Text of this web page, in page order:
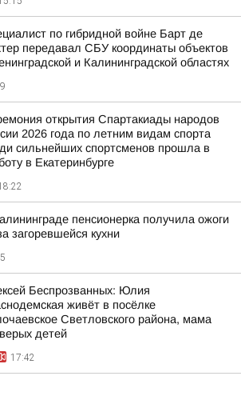
по гибридной войне Барт де
передавал СБУ координаты объектов
и Калининградской областях
открытия Спартакиады народов
2026 года по летним видам спорта
сильнейших спортсменов прошла в
в Екатеринбурге
пенсионерка получила ожоги
загоревшейся кухни
Беспрозванных: Юлия
живёт в посёлке
Светловского района, мама
детей
17:42